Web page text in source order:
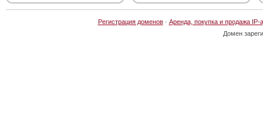
Регистрация доменов· Аренда, покупка и продажа IP-
Домен